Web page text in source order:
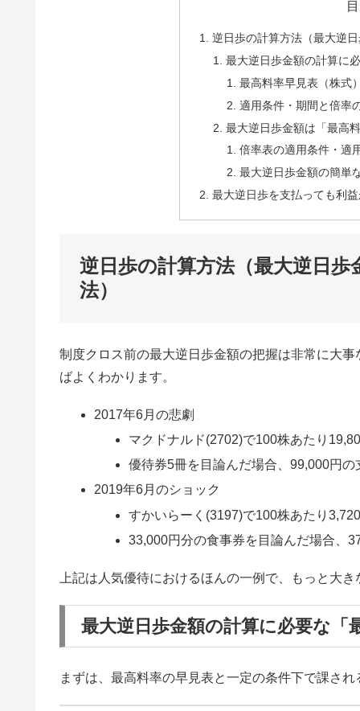
逆日歩の計算方法（最大逆
最大逆日歩金額の計算に
最高料率早見表（株式）
適用条件・期間と倍率
最大逆日歩金額は「最高
倍率表の適用条件・適
最大逆日歩金額の簡単
最大逆日歩を支払っても利
逆日歩の計算方法（最大逆日
法）
制度クロス前の最大逆日歩金額の把握は非常に大
ばよくわかります。
2017年6月の悲劇
マクドナルド(2702)で100株あたり
優待券5冊を目論んだ場合、99,000円の
2019年6月のショック
すかいらーく(3197)で100株あたり
33,000円分の食事券を目論んだ場合、
上記は人気優待におけるほんの一例で、もっと大き
最大逆日歩金額の計算に必要な「
まずは、最高料率の早見表と一定の条件下で課され